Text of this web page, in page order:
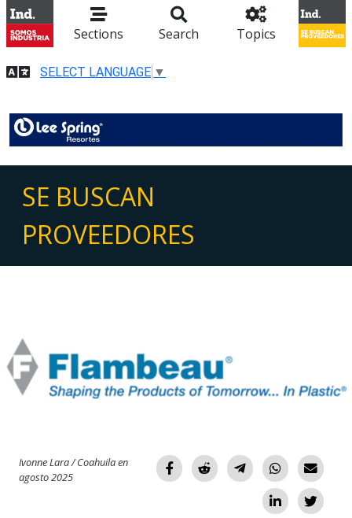
Sections Search Topics
SELECT LANGUAGE ▼
SE BUSCAN
PROVEEDORES
Ivonne Lara / Coahuila en
agosto 2025